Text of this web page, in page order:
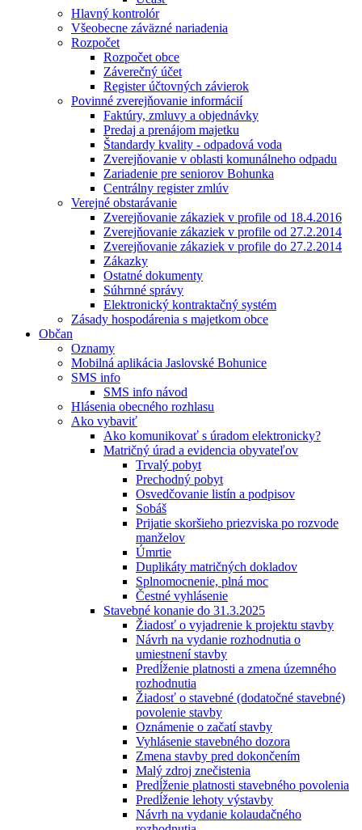
Hlavný kontrolór
Všeobecne záväzné nariadenia
Rozpočet
Rozpočet obce
Záverečný účet
Register účtovných závierok
Povinné zverejňovanie informácií
Faktúry, zmluvy a objednávky
Predaj a prenájom majetku
Štandardy kvality - odpadová voda
Zverejňovanie v oblasti komunálneho odpadu
Zariadenie pre seniorov Bohunka
Centrálny register zmlúv
Verejné obstarávanie
Zverejňovanie zákaziek v profile od 18.4.2016
Zverejňovanie zákaziek v profile od 27.2.2014
Zverejňovanie zákaziek v profile do 27.2.2014
Zákazky
Ostatné dokumenty
Súhrnné správy
Elektronický kontraktačný systém
Zásady hospodárenia s majetkom obce
Občan
Oznamy
Mobilná aplikácia Jaslovské Bohunice
SMS info
SMS info návod
Hlásenia obecného rozhlasu
Ako vybaviť
Ako komunikovať s úradom elektronicky?
Matričný úrad a evidencia obyvateľov
Trvalý pobyt
Prechodný pobyt
Osvedčovanie listín a podpisov
Sobáš
Prijatie skoršieho priezviska po rozvode
manželov
Úmrtie
Duplikáty matričných dokladov
Splnomocnenie, plná moc
Čestné vyhlásenie
Stavebné konanie do 31.3.2025
Žiadosť o vyjadrenie k projektu stavby
Návrh na vydanie rozhodnutia o
umiestnení stavby
Predĺženie platnosti a zmena územného
rozhodnutia
Žiadosť o stavebné (dodatočné stavebné)
povolenie stavby
Oznámenie o začatí stavby
Vyhlásenie stavebného dozora
Zmena stavby pred dokončením
Malý zdroj znečistenia
Predĺženie platnosti stavebného povolenia
Predĺženie lehoty výstavby
Návrh na vydanie kolaudačného